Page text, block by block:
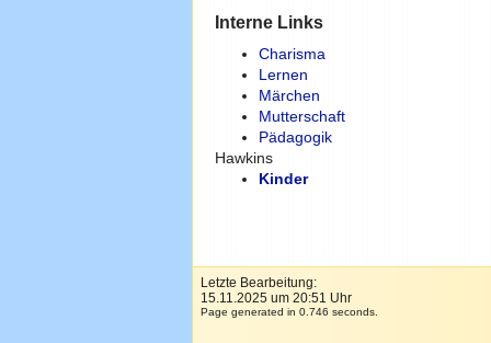
Interne Links
Charisma
Lernen
Märchen
Mutterschaft
Pädagogik
Hawkins
Kinder
Letzte Bearbeitung:
15.11.2025 um 20:51 Uhr
Page generated in 0.746 seconds.